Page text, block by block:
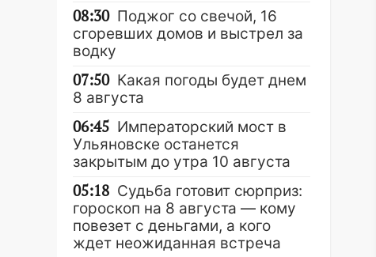
08:30 Поджог со свечой, 16
сгоревших домов и выстрел за
водку
07:50 Какая погоды будет днем
8 августа
06:45 Императорский мост в
Ульяновске останется
закрытым до утра 10 августа
05:18 Судьба готовит сюрприз:
гороскоп на 8 августа — кому
повезет с деньгами, а кого
ждет неожиданная встреча